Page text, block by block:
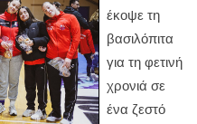
έκοψε τη
βασιλόπιτα
για τη φετινή
χρονιά σε
ένα ζεστό